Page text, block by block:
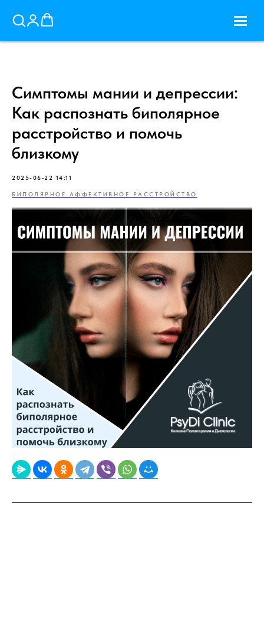
Симптомы мании и депрессии:
Как распознать биполярное
расстройство и помочь
близкому
2025-06-22 14:11
БИПОЛЯРНОЕ АФФЕКТИВНОЕ РАССТРОЙСТВО